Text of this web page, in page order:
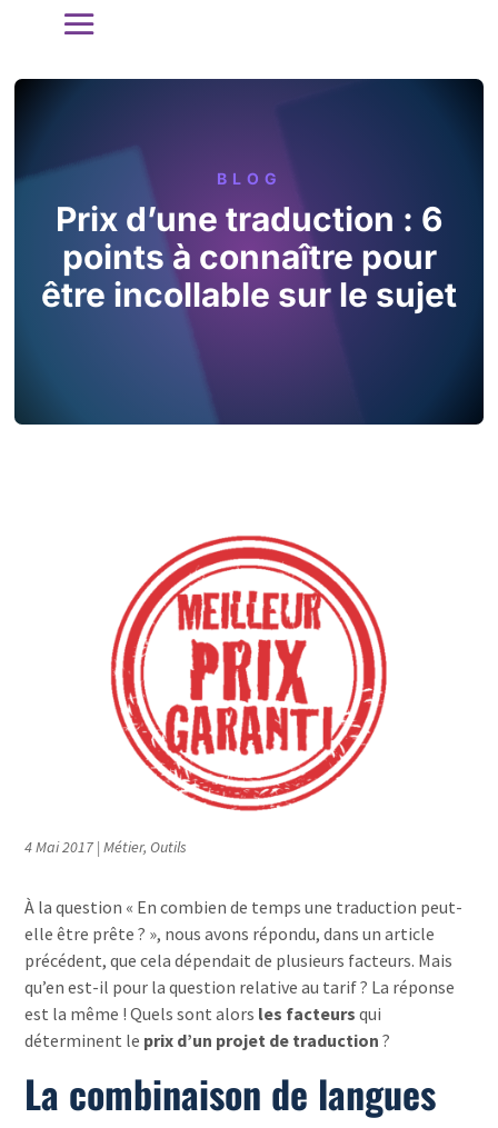
BLOG
Prix d’une traduction : 6
points à connaître pour
être incollable sur le sujet
4 Mai 2017 |Métier, Outils
À la question « En combien de temps une traduction peut-
elle être prête ? », nous avons répondu, dans un article
précédent, que cela dépendait de plusieurs facteurs. Mais
qu’en est-il pour la question relative au tarif ? La réponse
est la même ! Quels sont alors les facteurs qui
déterminent le prix d’un projet de traduction ?
La combinaison de langues